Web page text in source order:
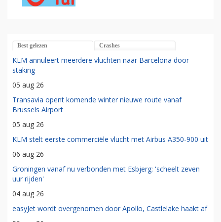
Best gelezen Crashes
KLM annuleert meerdere vluchten naar Barcelona door
staking
05 aug 26
Transavia opent komende winter nieuwe route vanaf
Brussels Airport
05 aug 26
KLM stelt eerste commerciële vlucht met Airbus A350-900 uit
06 aug 26
Groningen vanaf nu verbonden met Esbjerg: 'scheelt zeven
uur rijden'
04 aug 26
easyJet wordt overgenomen door Apollo, Castlelake haakt af